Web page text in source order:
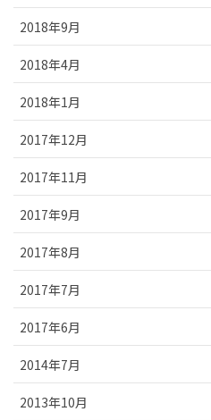
2018年9月
2018年4月
2018年1月
2017年12月
2017年11月
2017年9月
2017年8月
2017年7月
2017年6月
2014年7月
2013年10月